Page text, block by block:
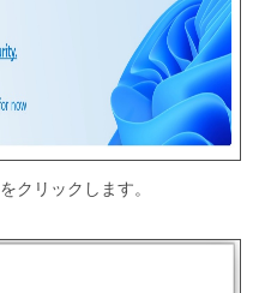
をクリックします。